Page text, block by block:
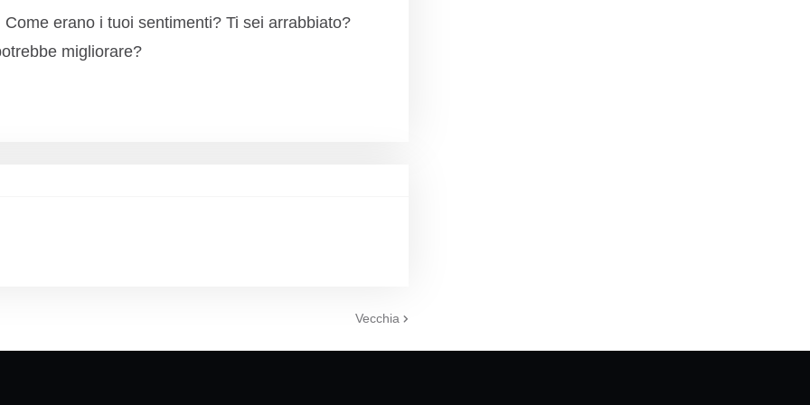
erano i tuoi sentimenti? Ti sei arrabbiato?
migliorare?
Vecchia